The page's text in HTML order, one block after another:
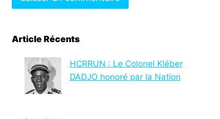
Article Récents
HCRRUN : Le Colonel Kléber
DADJO honoré par la Nation